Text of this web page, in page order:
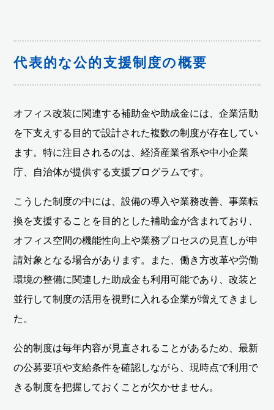
代表的な公的支援制度の概要
オフィス改装に関連する補助金や助成金には、企業活動
を下支えする目的で設計された複数の制度が存在してい
ます。特に注目されるのは、経済産業省系や中小企業
庁、自治体が提供する支援プログラムです。
こうした制度の中には、設備の導入や業務改善、事業転
換を支援することを目的とした補助金が含まれており、
オフィス空間の機能性向上や業務プロセスの見直しが申
請対象となる場合があります。また、働き方改革や労働
環境の整備に関連した助成金も利用可能であり、改装と
並行して制度の活用を視野に入れる企業が増えてきまし
た。
公的制度は毎年内容が見直されることがあるため、最新
の公募要項や支給条件を確認しながら、現時点で利用で
きる制度を把握しておくことが欠かせません。